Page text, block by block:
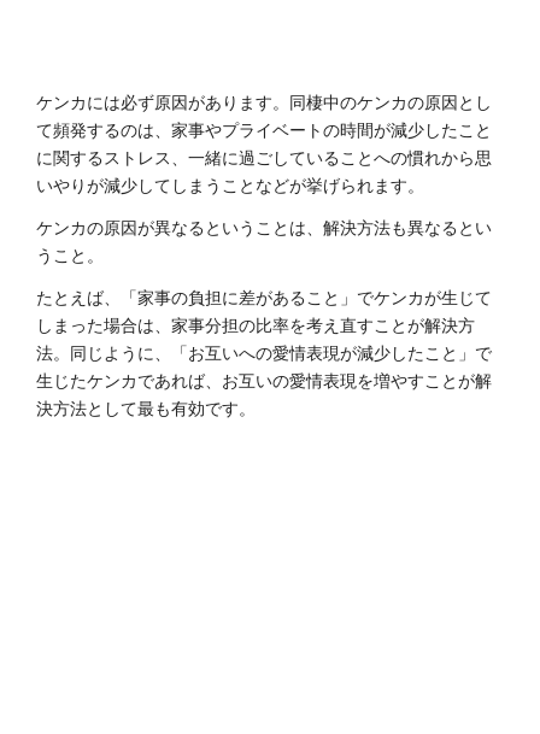
ケンカには必ず原因があります。同棲中のケンカの原因とし
て頻発するのは、家事やプライベートの時間が減少したこと
に関するストレス、一緒に過ごしていることへの慣れから思
いやりが減少してしまうことなどが挙げられます。
ケンカの原因が異なるということは、解決方法も異なるとい
うこと。
たとえば、「家事の負担に差があること」でケンカが生じて
しまった場合は、家事分担の比率を考え直すことが解決方
法。同じように、「お互いへの愛情表現が減少したこと」で
生じたケンカであれば、お互いの愛情表現を増やすことが解
決方法として最も有効です。